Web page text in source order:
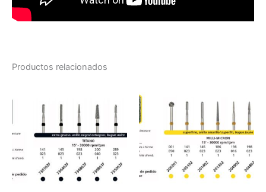
Productos relacionados